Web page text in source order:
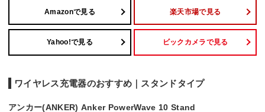
Amazonで見る 楽天市場で見る
Yahoo!で見る ビックカメラで見る
ワイヤレス充電器のおすすめ｜スタンドタイプ
アンカー(ANKER) Anker PowerWave 10 Stand